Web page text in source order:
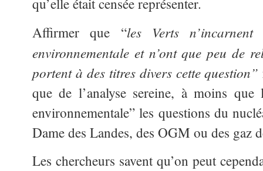
qu’elle était censée représenter.
Affirmer que “les Verts
environnementale et n’ont que peu de
portent à des titres divers cette question”
que de l’analyse sereine, à moins
environnementale” les questions du
Dame des Landes, des OGM ou des gaz
Les chercheurs savent qu’on peut